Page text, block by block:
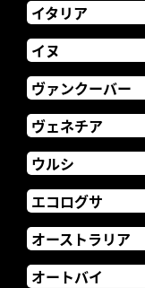
イタリア
イヌ
ヴァンクーバー
ヴェネチア
ウルシ
エコログサ
オーストラリア
オートバイ